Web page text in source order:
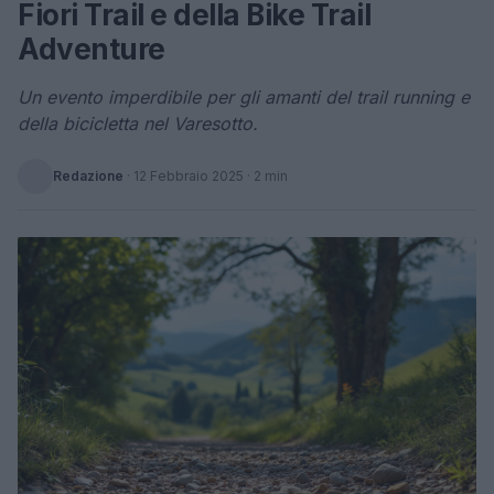
Fiori Trail e della Bike Trail
Adventure
Un evento imperdibile per gli amanti del trail running e
della bicicletta nel Varesotto.
Redazione · 12 Febbraio 2025 · 2 min